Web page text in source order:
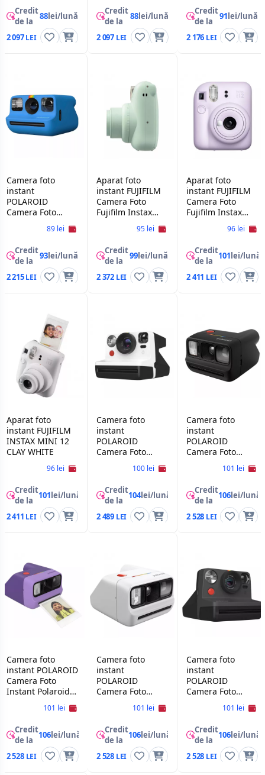
Credit
de la
88lei/lună
2 097
Credit
de la
88lei/lună
2 097
Credit
de la
91lei/lună
2 176
Camera foto
instant
POLAROID
Camera Foto
Go Gen2, Blue
89 lei
Credit
de la
93lei/lună
2 215
Aparat foto
instant FUJIFILM
Camera Foto
Fujifilm Instax
95 lei
Credit
de la
99lei/lună
2 372
Aparat foto
instant FUJIFILM
Camera Foto
Fujifilm Instax
96 lei
Credit
de la
101lei/lună
2 411
Aparat foto
instant FUJIFILM
INSTAX MINI 12
CLAY WHITE
96 lei
Credit
de la 101lei/lună
2 411
Camera foto
instant
POLAROID
Camera Foto
Now Gen 2,Black
100 lei
Credit
de la
104lei/lună
2 489
Camera foto
instant
POLAROID
Camera Foto
Go Gen 3 Black
101 lei
Credit
de la
106lei/lună
2 528
Camera foto
instant POLAROID
Camera Foto
Instant Polaroid
101 lei
Credit
de la 106lei/lună
2 528
Camera foto
instant
POLAROID
Camera Foto
Go Gen 3 White
101 lei
Credit
de la
106lei/lună
2 528
Camera foto
instant
POLAROID
Camera Foto
Now Gen 2,Black
101 lei
Credit
de la
106lei/lună
2 528